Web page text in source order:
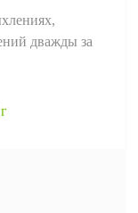
дважды за